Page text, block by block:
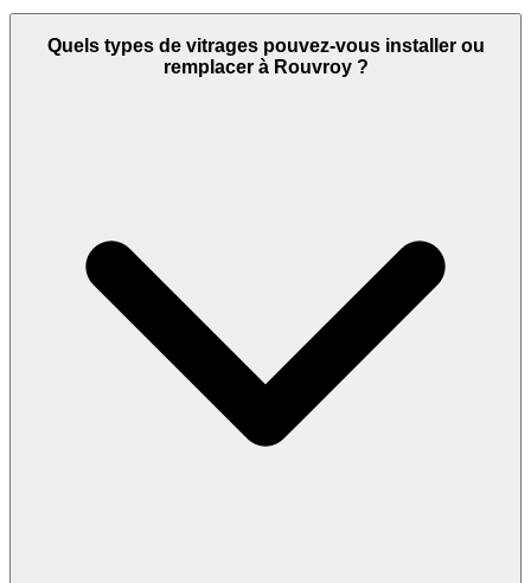
Quels types de vitrages pouvez-vous installer ou
remplacer à Rouvroy ?